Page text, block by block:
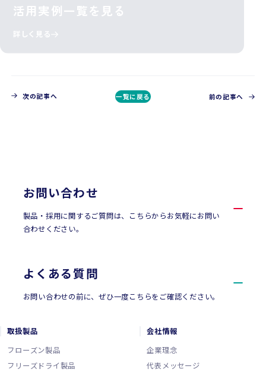
活用実例一覧を見る
詳しく見る
次の記事へ 一覧に戻る 前の記事へ
お問い合わせ
製品・採用に関するご質問は、こちらからお気軽にお問い
合わせください。
よくある質問
お問い合わせの前に、ぜひ一度こちらをご確認ください。
取扱製品
フローズン製品
フリーズドライ製品
会社情報
企業理念
代表メッセージ